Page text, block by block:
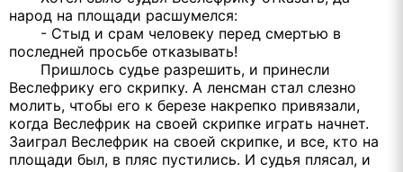
народ на площади расшумелся:
- Стыд и срам человеку перед смертью в
последней просьбе отказывать!
Пришлось судье разрешить, и принесли
Веслефрику его скрипку. А ленсман стал слезно
молить, чтобы его к березе накрепко привязали,
когда Веслефрик на своей скрипке играть начнет.
Заиграл Веслефрик на своей скрипке, и все, кто на
площади был, в пляс пустились. И судья плясал, и